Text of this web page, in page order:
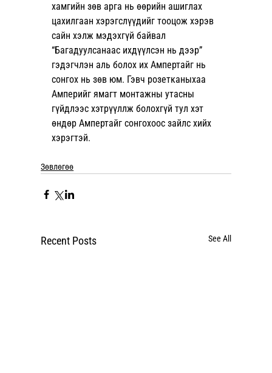
хамгийн зөв арга нь өөрийн ашиглах
цахилгаан хэрэгслүүдийг тооцож хэрэв
сайн хэлж мэдэхгүй байвал
“Багадуулсанаас ихдүүлсэн нь дээр”
гэдэгчлэн аль болох их Ампертайг нь
сонгох нь зөв юм. Гэвч розетканыхаа
Амперийг ямагт монтажны утасны
гүйдлээс хэтрүүллж болохгүй тул хэт
өндөр Ампертайг сонгохоос зайлс хийх
хэрэгтэй.
Зөвлөгөө
Recent Posts See All